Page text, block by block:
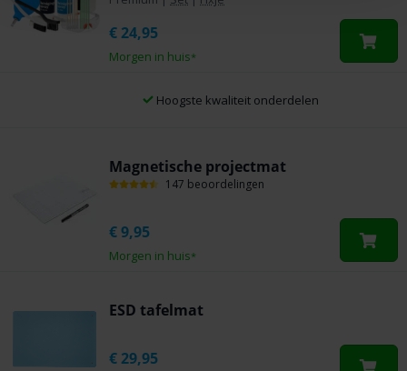
Morgen in huis*
€ 24,95
Magnetische projectmat
147 beoordelingen
Morgen in huis*
€9,95
ESD tafelmat
€ 29,95
Hoogste kwaliteit onderdelen